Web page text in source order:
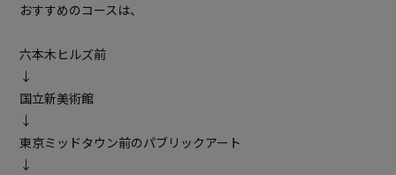
おすすめのコースは、
六本木ヒルズ前
↓
国立新美術館
↓
東京ミッドタウン前のパブリックアート
↓